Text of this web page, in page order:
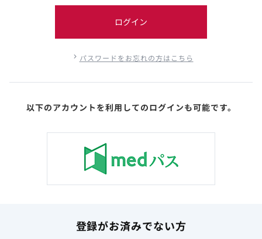
ログイン
パスワードをお忘れの方はこちら
以下のアカウントを利用してのログインも可能です。
登録がお済みでない方